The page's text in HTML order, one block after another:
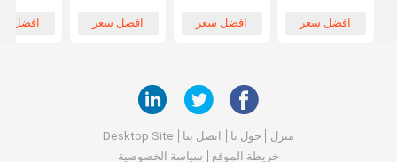
(LSZH) IEC
60332-
افضل سعر
النحاسي درع
الصلب الأسلاك
3x300mm2
افضل سعر
الطاقة المدرعة
AL / XLPE /
IEC60502-1
افضل سعر
الكابل
افضل
منزل حول نا اتصل بنا
Desktop Site
خريطة الموقع
سياسة الخصوصية